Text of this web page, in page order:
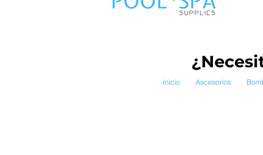
Inicio Ascesorios